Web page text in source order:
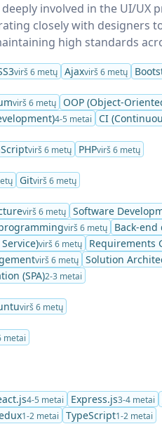
involved in the UI/UX
closely with designers
high standards
virš 6 metų Ajaxvirš 6 metų
virš 6 metų OOP (Object-
4-5 metai CI
virš 6 metų PHPvirš 6 metų
Gitvirš 6 metų
virš 6 metų Software
virš 6 metų Back-
virš 6 metų Requirements
virš 6 metų Solution
(SPA)2-3 metai
virš 6 metų
metai
4-5 metai Express.js3-4 metai
1-2 metai TypeScript1-2 metai